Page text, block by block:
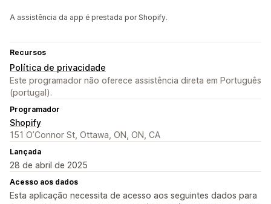
A assistência da app é prestada por Shopify.
Recursos
Política de privacidade
Este programador não oferece assistência direta em Português
(portugal).
Programador
Shopify
151 O’Connor St, Ottawa, ON, ON, CA
Lançada
28 de abril de 2025
Acesso aos dados
Esta aplicação necessita de acesso aos seguintes dados para